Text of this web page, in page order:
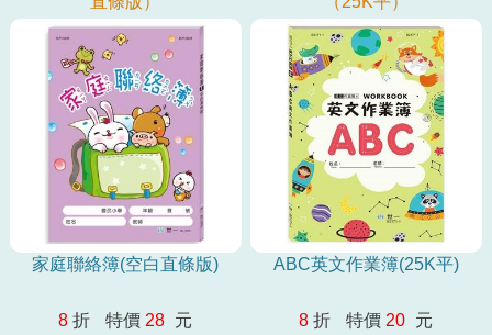
家庭聯絡簿(空白直條版)
8 折 特價 28 元
ABC英文作業簿(25K平)
8 折 特價 20 元